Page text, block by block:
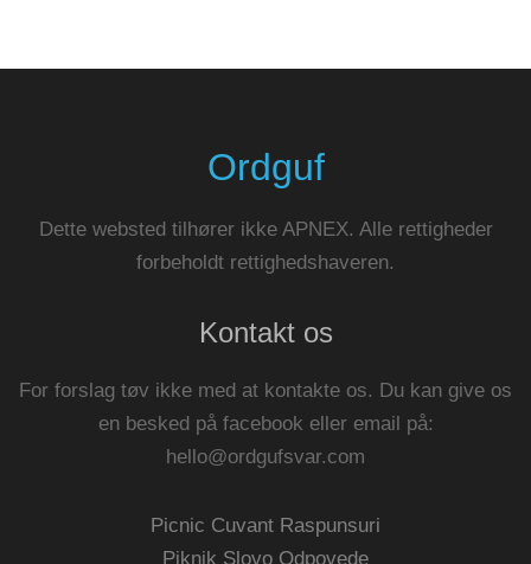
Ordguf
Dette websted tilhører ikke APNEX. Alle rettigheder
forbeholdt rettighedshaveren.
Kontakt os
For forslag tøv ikke med at kontakte os. Du kan give os
en besked på facebook eller email på:
hello@ordgufsvar.com
Picnic Cuvant Raspunsuri
Piknik Slovo Odpovede